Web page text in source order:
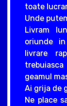
toate
Unde
Livram
oriunde
livrare
geamul
Ai grija de
Ne place